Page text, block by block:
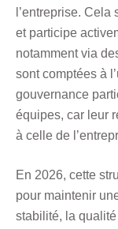
l’entreprise.
et participe
notamment via
sont comptées à
gouvernance
équipes, car leur
à celle de
En 2026, cette
pour maintenir
stabilité, la